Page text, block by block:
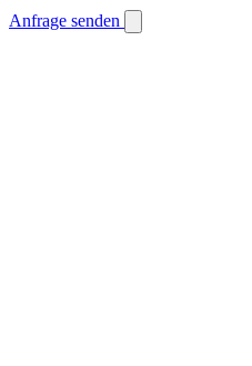
Anfrage senden